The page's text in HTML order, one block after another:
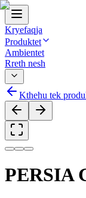
Kryefaqja
Produktet
Ambientet
Rreth nesh
Kthehu tek
PERSIA